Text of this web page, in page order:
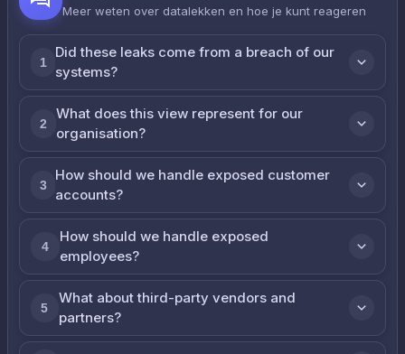
Meer weten over datalekken en hoe je kunt reageren
1
Did these leaks come from a breach of our
systems?
2
What does this view represent for our
organisation?
3
How should we handle exposed customer
accounts?
4
How should we handle exposed
employees?
5
What about third-party vendors and
partners?